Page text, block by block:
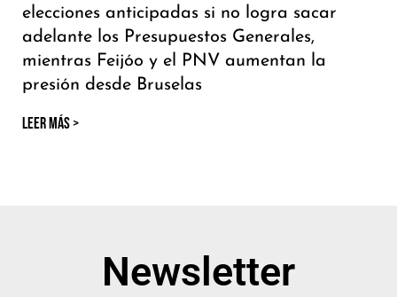
elecciones anticipadas si no logra sacar
adelante los Presupuestos Generales,
mientras Feijóo y el PNV aumentan la
presión desde Bruselas
LEER MÁS >
Newsletter